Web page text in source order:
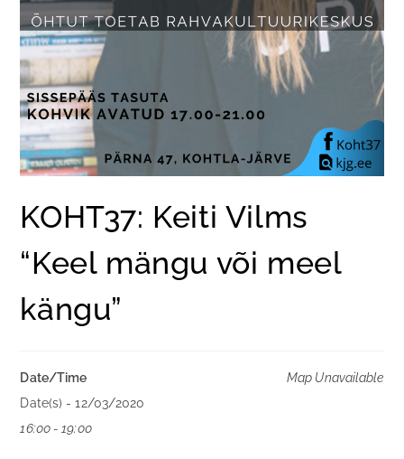
KOHT37: Keiti Vilms
“Keel mängu või meel
kängu”
Map Unavailable
Date/Time
Date(s) - 12/03/2020
16:00 - 19:00